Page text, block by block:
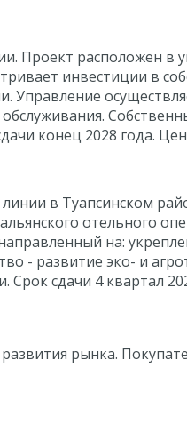
Проект расположен в
инвестиции в
Управление
конец 2028 года.
в Туапсинском
отельного
на:
- развитие эко- и
Срок сдачи 4 квартал
рынка.